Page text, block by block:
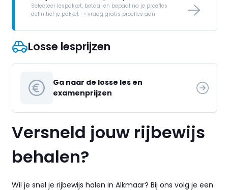
Selecteer lespakket, betaal en bepaal na je proefles
definitief je pakket -> vraag gratis proefles aan
Losse lesprijzen
Ga naar de losse les en
examenprijzen
Versneld jouw rijbewijs
behalen?
Wil je snel je rijbewijs halen in Alkmaar? Bij ons volg je een